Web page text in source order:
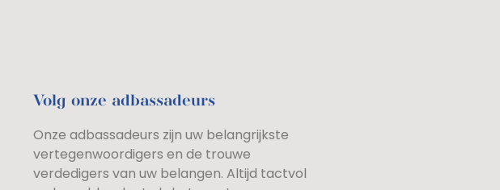
Volg onze adbassadeurs
Onze adbassadeurs zijn uw belangrijkste
vertegenwoordigers en de trouwe
verdedigers van uw belangen. Altijd tactvol